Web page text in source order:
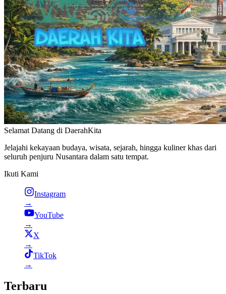
Selamat Datang di DaerahKita
Jelajahi kekayaan budaya, wisata, sejarah, hingga kuliner khas dari
seluruh penjuru Nusantara dalam satu tempat.
Ikuti Kami
Instagram
→
YouTube
→
X
→
TikTok
→
Terbaru